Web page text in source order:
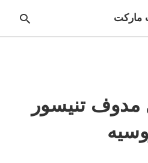
مارکت
مدوف تنیسور